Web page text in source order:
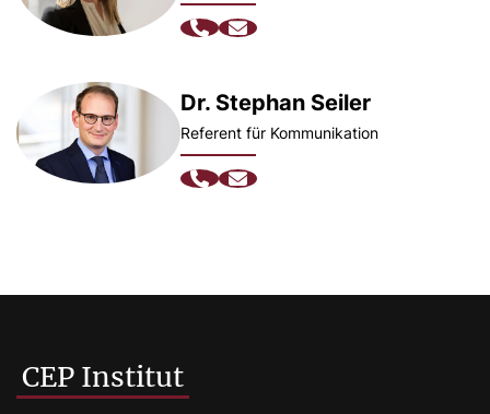
Dr. Stephan Seiler
Referent für Kommunikation
CEP Institut